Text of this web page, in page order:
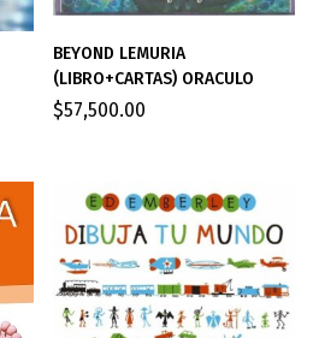
BEYOND LEMURIA
(LIBRO+CARTAS) ORACULO
$57,500.00